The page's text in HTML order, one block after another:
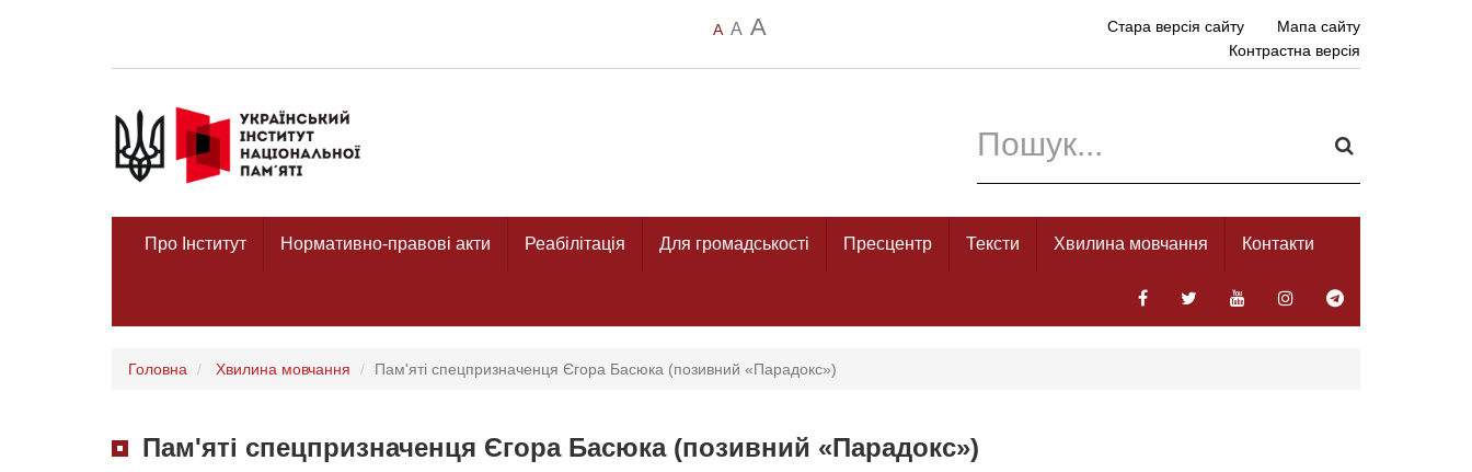
A A A Стара версія сайту
Мапа сайту
Контрастна версія
Про Інститут Нормативно-правові акти Реабілітація Для громадськості Пресцентр Тексти Хвилина мовчання Контакти
Головна Хвилина мовчання Пам'яті спецпризначенця Єгора Басюка (позивний «Парадокс»)
Пам'яті спецпризначенця Єгора Басюка (позивний «Парадокс»)